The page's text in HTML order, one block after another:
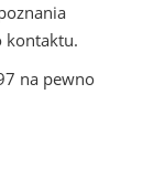
kontaktu.
na pewno